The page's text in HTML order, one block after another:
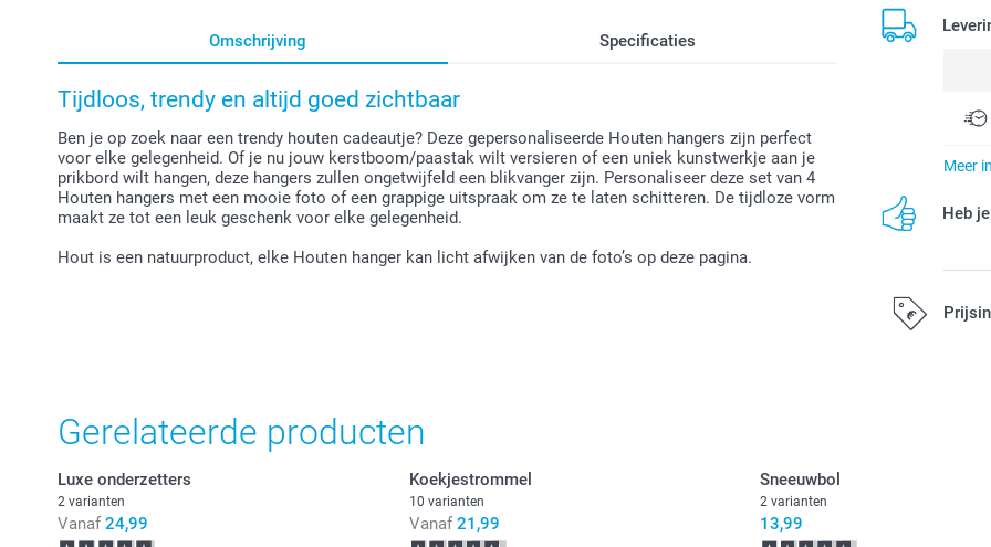
Omschrijving Specificaties
Tijdloos, trendy en altijd goed zichtbaar
Ben je op zoek naar een trendy houten cadeautje? Deze gepersonaliseerde Houten hangers zijn perfect
voor elke gelegenheid. Of je nu jouw kerstboom/paastak wilt versieren of een uniek kunstwerkje aan je
prikbord wilt hangen, deze hangers zullen ongetwijfeld een blikvanger zijn. Personaliseer deze set van 4
Houten hangers met een mooie foto of een grappige uitspraak om ze te laten schitteren. De tijdloze vorm
maakt ze tot een leuk geschenk voor elke gelegenheid.
Hout is een natuurproduct, elke Houten hanger kan licht afwijken van de foto’s op deze pagina.
Meer
Heb
Gerelateerde producten
Luxe onderzetters
2 varianten
Vanaf 24,99
Koekjestrommel
10 varianten
Vanaf 21,99
Sneeuwbol
2 varianten
13,99